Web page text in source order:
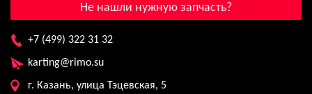
Не нашли нужную запчасть?
+7 (499) 322 31 32
karting@rimo.su
г. Казань, улица Тэцевская, 5